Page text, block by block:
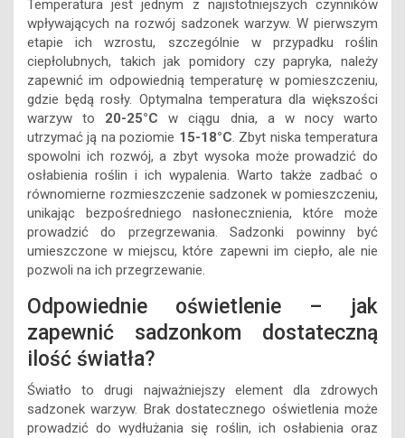
Temperatura jest jednym z najistotniejszych czynników
wpływających na rozwój sadzonek warzyw. W pierwszym
etapie ich wzrostu, szczególnie w przypadku roślin
ciepłolubnych, takich jak pomidory czy papryka, należy
zapewnić im odpowiednią temperaturę w pomieszczeniu,
gdzie będą rosły. Optymalna temperatura dla większości
warzyw to 20-25°C w ciągu dnia, a w nocy warto
utrzymać ją na poziomie 15-18°C. Zbyt niska temperatura
spowolni ich rozwój, a zbyt wysoka może prowadzić do
osłabienia roślin i ich wypalenia. Warto także zadbać o
równomierne rozmieszczenie sadzonek w pomieszczeniu,
unikając bezpośredniego nasłonecznienia, które może
prowadzić do przegrzewania. Sadzonki powinny być
umieszczone w miejscu, które zapewni im ciepło, ale nie
pozwoli na ich przegrzewanie.
Odpowiednie oświetlenie – jak
zapewnić sadzonkom dostateczną
ilość światła?
Światło to drugi najważniejszy element dla zdrowych
sadzonek warzyw. Brak dostatecznego oświetlenia może
prowadzić do wydłużania się roślin, ich osłabienia oraz